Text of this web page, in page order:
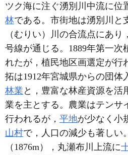
ツク海に注ぐ湧別川中流に位
林である。市街地は湧別川と
（むりい）川の合流点にあり
号線が通じる。1889年第一次
れたが，植民地区画選定が行
拓は1912年宮城県からの団体
林業 と，豊富な林産資源を活
業を主とする。農業はテンサ
行われるが， 平地が少なく小
山村で，人口の減少も著しい。
（1876m），丸瀬布川上流に